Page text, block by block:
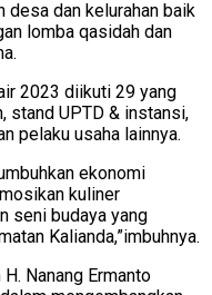
desa dan kelurahan baik
lomba qasidah dan
2023 diikuti 29 yang
stand UPTD & instansi,
pelaku usaha lainnya.
ekonomi
kuliner
seni budaya yang
Kalianda,”imbuhnya.
Nanang Ermanto